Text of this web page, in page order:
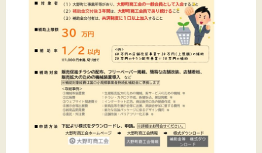
標準 拡大
背景色
黒 白 黄